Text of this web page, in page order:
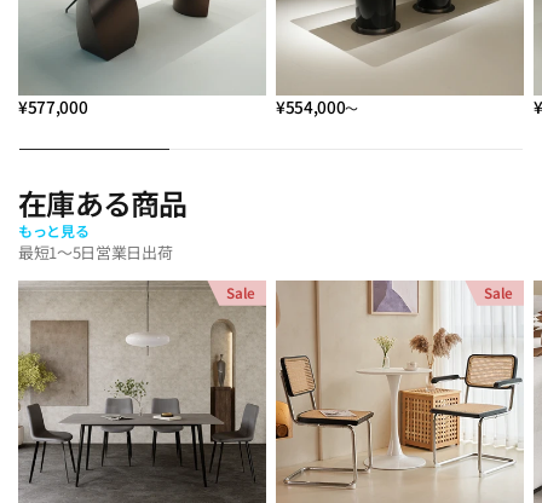
¥577,000 ¥554,000～
在庫ある商品
もっと見る
最短1～5日営業日出荷
Sale Sale